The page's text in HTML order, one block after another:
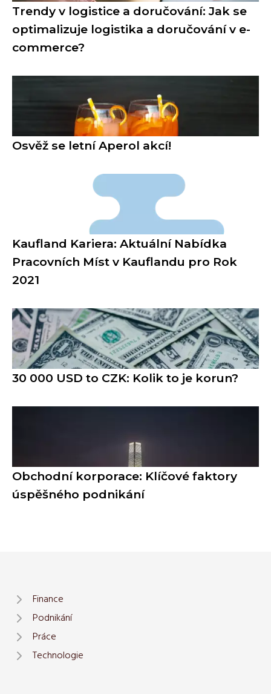
Trendy v logistice a doručování: Jak se
optimalizuje logistika a doručování v e-
commerce?
Osvěž se letní Aperol akcí!
Kaufland Kariera: Aktuální Nabídka
Pracovních Míst v Kauflandu pro Rok
2021
30 000 USD to CZK: Kolik to je korun?
Obchodní korporace: Klíčové faktory
úspěšného podnikání
Finance
Podnikání
Práce
Technologie